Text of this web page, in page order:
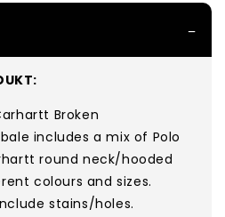
Broken
includes a mix of Polo
round neck/hooded
colours and sizes.
stains/holes.